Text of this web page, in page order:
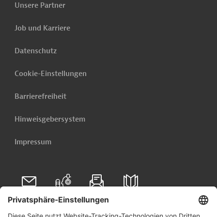
Ministry of
Family,
Social
Ministry of
Development
Unsere Partner
Job und Karriere
Datenschutz
Cookie-Einstellungen
Barrierefreiheit
Hinweisgebersystem
Impressum